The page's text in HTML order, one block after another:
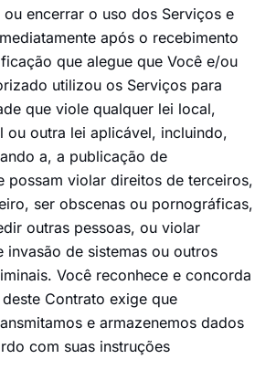
encerrar o uso dos Serviços e
após o recebimento
que alegue que Você e/ou
utilizou os Serviços para
que viole qualquer lei local,
ou outra lei aplicável, incluindo,
a, a publicação de
possam violar direitos de terceiros,
ser obscenas ou pornográficas,
outras pessoas, ou violar
invasão de sistemas ou outros
Você reconhece e concorda
Contrato exige que
e armazenemos dados
com suas instruções